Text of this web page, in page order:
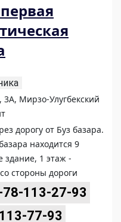
3А, Мирзо-Улугбекский
дорогу от Буз базара.
находится 9
здание, 1 этаж -
стороны дороги
78-113-27-93
77-93